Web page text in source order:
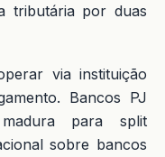
tributária por duas
via instituição
Bancos PJ
para split
sobre bancos